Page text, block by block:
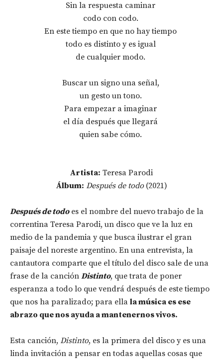
Sin la respuesta caminar
codo con codo.
En este tiempo en que no hay tiempo
todo es distinto y es igual
de cualquier modo.
Buscar un signo una señal,
un gesto un tono.
Para empezar a imaginar
el día después que llegará
quien sabe cómo.
Artista: Teresa Parodi
Álbum: Después de todo(2021)
Después de todoes el nombre del nuevo trabajo de la
correntina Teresa Parodi, un disco que ve la luz en
medio de la pandemia y que busca ilustrar el gran
paisaje del noreste argentino. En una entrevista, la
cantautora comparte que el título del disco sale de una
frase de la canción Distinto, que trata de poner
esperanza a todo lo que vendrá después de este tiempo
que nos ha paralizado; para ella la música es ese
abrazo que nos ayuda a mantenernos vivos.
Esta canción, Distinto, es la primera del disco y es una
linda invitación a pensar en todas aquellas cosas que